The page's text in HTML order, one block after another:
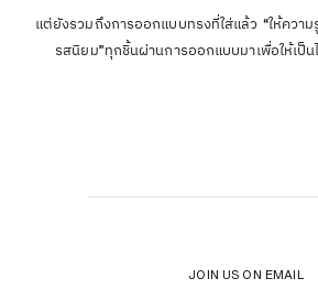
แต่ยังรวมถึงการออกแบบทรงที่ใส่แล้ว “ให้ควา
รสนิยม”ทุกชิ้นผ่านการออกแบบมาเพื่อให้เป็น
JOIN US ON EMAIL